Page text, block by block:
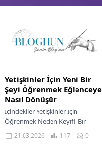
Yetişkinler İçin Yeni Bir
Şeyi Öğrenmek Eğlenceye
Nasıl Dönüşür
İçindekiler Yetişkinler İçin
Öğrenmek Neden Keyifli Bir
Deneyim Haline Gelir Öğrenme
Sürecini Daha Zevkli Kılan
21.03.2026 117 0